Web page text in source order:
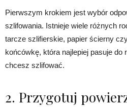
Pierwszym krokiem jest wybór
szlifowania. Istnieje wiele różnych
tarcze szlifierskie, papier ścierny
końcówkę, która najlepiej pasuje do
chcesz szlifować.
2. Przygotuj